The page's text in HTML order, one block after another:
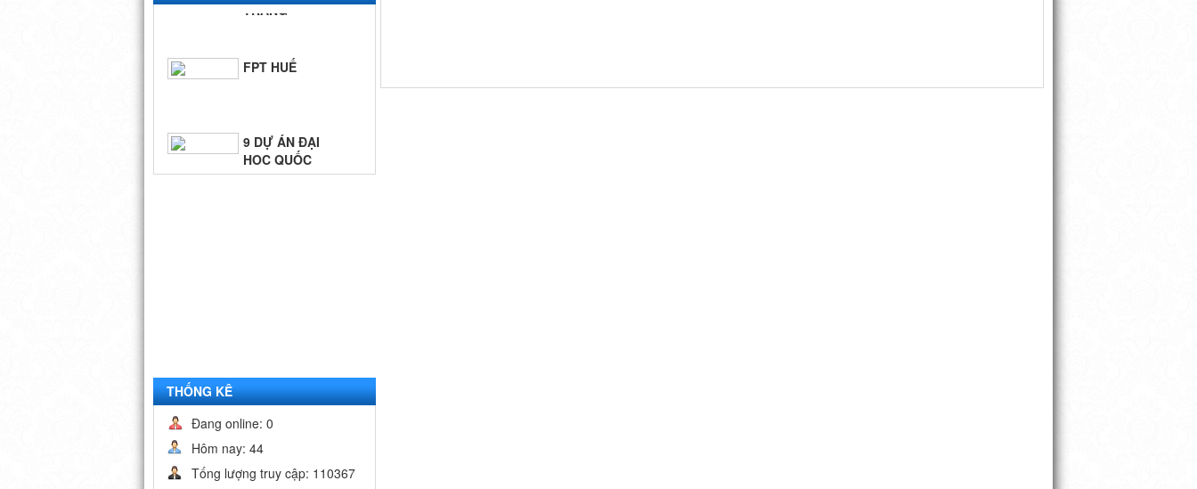
GIA - TP.HCM
THỐNG KÊ
Đang online: 0
Hôm nay: 44
Tống lượng truy cập: 110367